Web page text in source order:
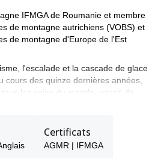
IFMGA de Roumanie et membre
de montagne autrichiens (VOBS) et
de montagne d'Europe de l'Est
l'escalade et la cascade de glace
cours des quinze dernières années,
les coins du monde, passé de
que guide dans l'Himalaya, en
préoccupation est votre sécurité.
de plaisir, d'apprentissage et
Certificats
AGMR | IFMGA